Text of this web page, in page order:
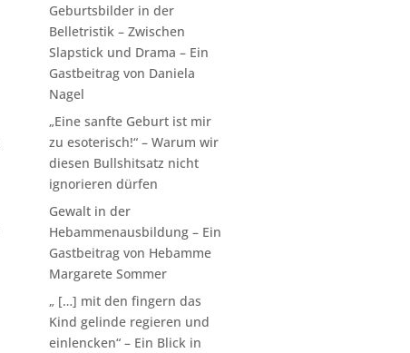
Geburtsbilder in der
Belletristik – Zwischen
Slapstick und Drama – Ein
Gastbeitrag von Daniela
Nagel
„Eine sanfte Geburt ist mir
zu esoterisch!“ – Warum wir
diesen Bullshitsatz nicht
ignorieren dürfen
Gewalt in der
Hebammenausbildung – Ein
Gastbeitrag von Hebamme
Margarete Sommer
„ […] mit den fingern das
Kind gelinde regieren und
einlencken“ – Ein Blick in